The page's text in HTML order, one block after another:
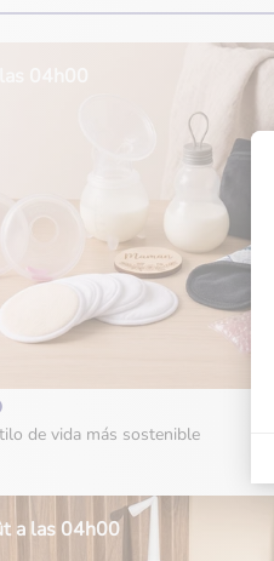
04h00
de vida más sostenible
a las 04h00